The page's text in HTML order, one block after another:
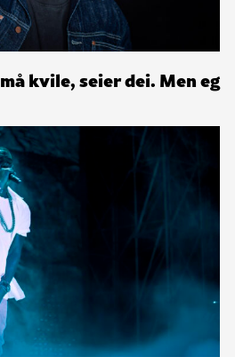
kvile, seier dei. Men eg